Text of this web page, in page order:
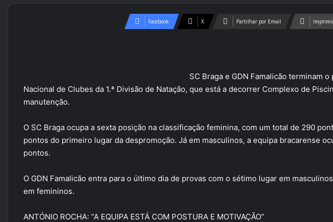
Facebook X Partilhar por Email
SC Braga e GDN Famalicão terminam
Nacional de Clubes da 1.ª Divisão de Natação, que está a decorrer Complexo de
manutenção.
O SC Braga ocupa a sexta posição na classificação feminina, com um total de 290
pontos do primeiro lugar da despromoção. Já em masculinos, a equipa bracarense
pontos.
O GDN Famalicão entra para o último dia de provas com o sétimo lugar em
em femininos.
ANTÓNIO ROCHA: “A EQUIPA ESTÁ COM POSTURA E MOTIVAÇÃO”